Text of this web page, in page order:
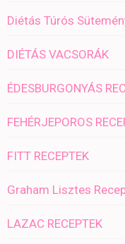
Diétás Túrós
DIÉTÁS VACSORÁK
ÉDESBURGONYÁS
FEHÉRJEPOROS
FITT RECEPTEK
Graham Lisztes
LAZAC RECEPTEK